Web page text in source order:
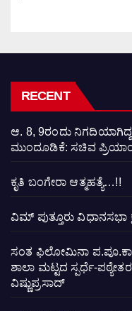
RECENT
ಆ. 8, 9ರಂದು ನಿಗದಿಯಾಗಿದ್ದ
ಮುಂದೂಡಿಕೆ: ಸಚಿವ
ಕೃತಿ ಬಂಗೇರಾ ಆತ್ಮಹತ್ಯೆ…!!
ವಿಮ್ ಪುತ್ತೂರು ವಿಧಾನಸಭಾ
ಸಂತ ಫಿಲೋಮಿನಾ
ಶಾಲಾ ಮಟ್ಟದ ಸ್ಪರ್ಧೆ-
ವಿಷ್ಣುಪ್ರಸಾದ್